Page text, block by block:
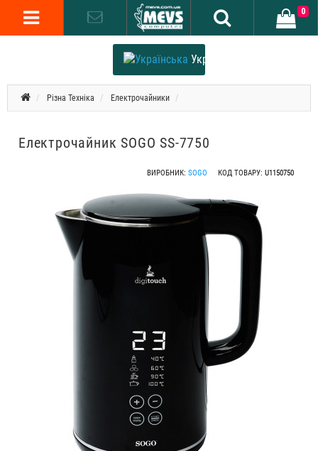
Українська
0
Різна Техніка Електрочайники
Електрочайник SOGO SS-7750
ВИРОБНИК: SOGO КОД ТОВАРУ: U1150750